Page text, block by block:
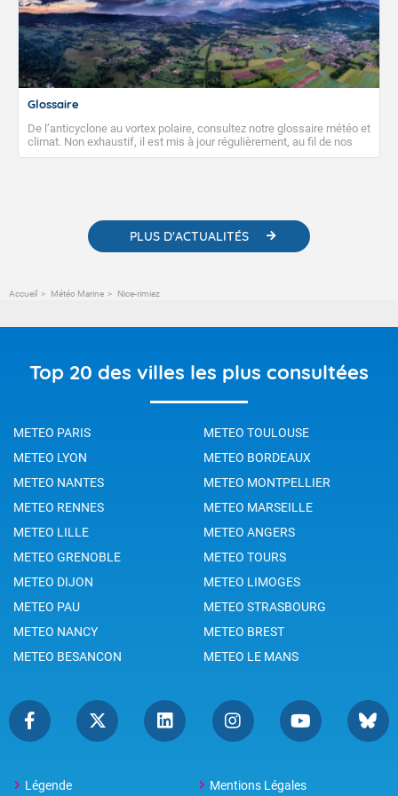
Glossaire
De l’anticyclone au vortex polaire, consultez notre glossaire météo et
climat. Non exhaustif, il est mis à jour régulièrement, au fil de nos
publications. Vous y trouverez également des liens utiles vers nos
PLUS D'ACTUALITÉS
Accueil Météo Marine Nice-rimiez
Top 20 des villes les plus consultées
METEO PARIS
METEO TOULOUSE
METEO LYON
METEO BORDEAUX
METEO NANTES
METEO MONTPELLIER
METEO RENNES
METEO MARSEILLE
METEO LILLE
METEO ANGERS
METEO GRENOBLE
METEO TOURS
METEO DIJON
METEO LIMOGES
METEO PAU
METEO STRASBOURG
METEO NANCY
METEO BREST
METEO BESANCON
METEO LE MANS
Légende Mentions Légales